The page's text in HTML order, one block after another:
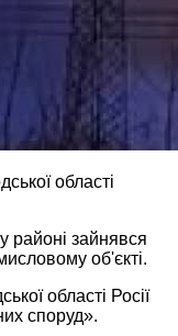
області
районі зайнявся
об'єкті.
області Росії
споруд».